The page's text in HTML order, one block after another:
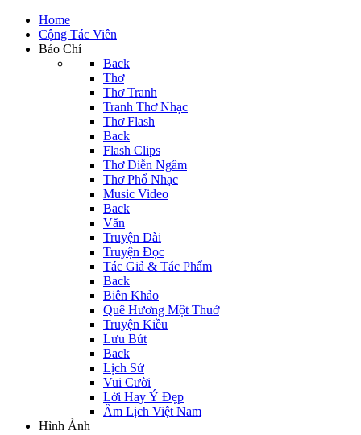
Home
Cộng Tác Viên
Báo Chí
Back
Thơ
Thơ Tranh
Tranh Thơ Nhạc
Thơ Flash
Back
Flash Clips
Thơ Diễn Ngâm
Thơ Phổ Nhạc
Music Video
Back
Văn
Truyện Dài
Truyện Đọc
Tác Giả & Tác Phẩm
Back
Biên Khảo
Quê Hương Một Thuở
Truyện Kiều
Lưu Bút
Back
Lịch Sử
Vui Cười
Lời Hay Ý Đẹp
Âm Lịch Việt Nam
Hình Ảnh